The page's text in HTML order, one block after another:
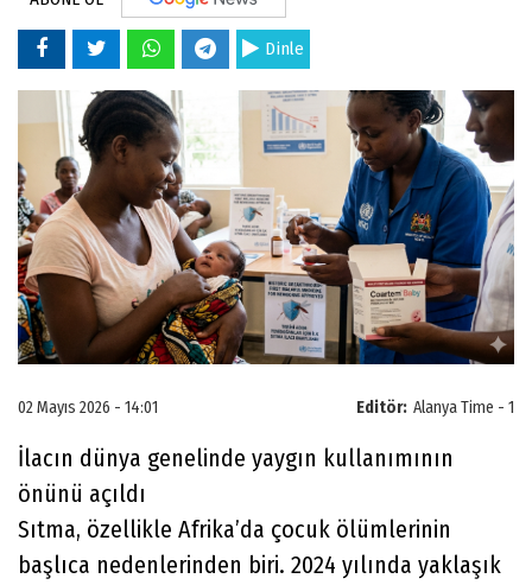
Dinle
Editör: Alanya Time - 1
02 Mayıs 2026 - 14:01
İlacın dünya genelinde yaygın kullanımının
önünü açıldı
Sıtma, özellikle Afrika’da çocuk ölümlerinin
başlıca nedenlerinden biri. 2024 yılında yaklaşık